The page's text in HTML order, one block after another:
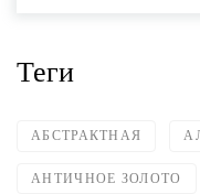
Теги
АБСТРАКТНАЯ
АНТИЧНОЕ ЗОЛОТО